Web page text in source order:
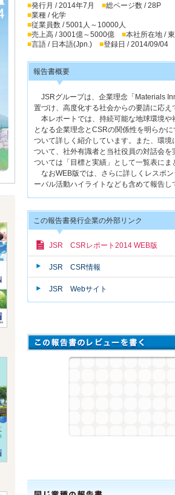
■発行月 / 2014年7月 ■総ページ数 / 28P
■業種 / 化学
■従業員数 / 5001人～10000人
■売上高 / 3001億～5000億 ■本社所在地 /
■言語 / 日本語(Jpn.) ■登録日 / 2014/09/04
報告書概要
JSRグループは、企業理念「Materials
置づけ、高度化する社会からの要請に応え
本レポートでは、持続可能な地球環境や
となる企業理念とCSRの関係性を明らか
ついて詳しく紹介しています。また、環
ついて、社外有識者と当社役員の対話会
ついては「目標と実績」として一覧表にま
なおWEB版では、さらに詳しくレスポ
ーバル活動ハイライトなども含めて報告し
この報告書発行企業の外部リンク
JSR CSRレポート2014 WEB版
JSR CSR情報
JSR Webサイト